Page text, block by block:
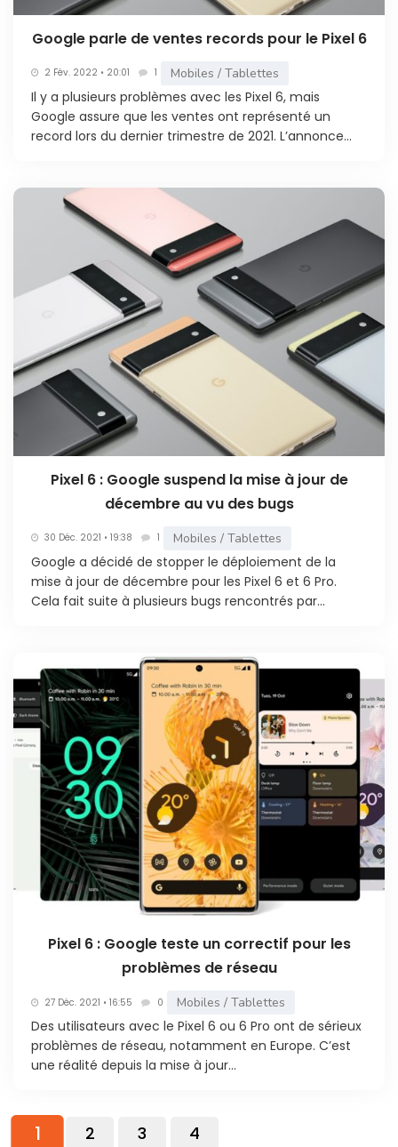
Google parle de ventes records pour le Pixel 6
2 Fév. 2022 • 20:01 1 Mobiles / Tablettes
Il y a plusieurs problèmes avec les Pixel 6, mais
Google assure que les ventes ont représenté un
record lors du dernier trimestre de 2021. L’annonce...
Pixel 6 : Google suspend la mise à jour de
décembre au vu des bugs
30 Déc. 2021 • 19:38 1 Mobiles / Tablettes
Google a décidé de stopper le déploiement de la
mise à jour de décembre pour les Pixel 6 et 6 Pro.
Cela fait suite à plusieurs bugs rencontrés par...
Pixel 6 : Google teste un correctif pour les
problèmes de réseau
27 Déc. 2021 • 16:55 0 Mobiles / Tablettes
Des utilisateurs avec le Pixel 6 ou 6 Pro ont de sérieux
problèmes de réseau, notamment en Europe. C’est
une réalité depuis la mise à jour...
1 2 3 4